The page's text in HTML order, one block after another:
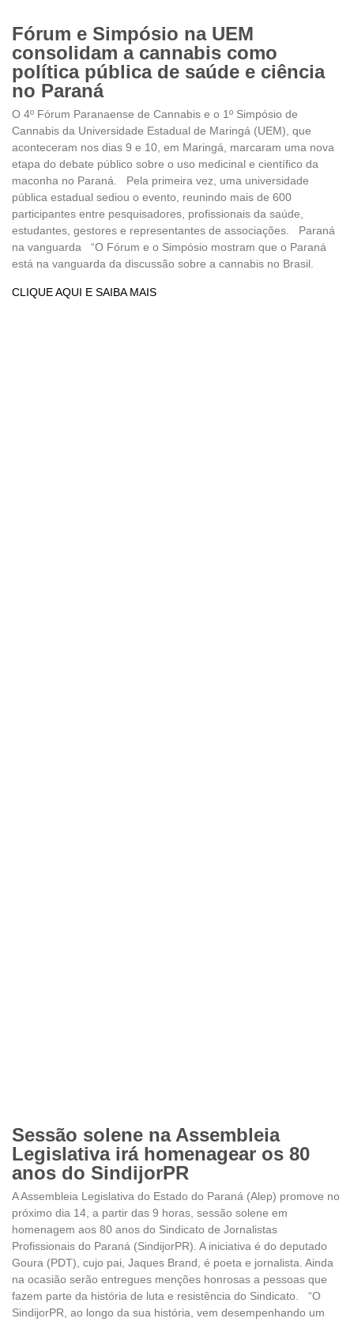
Fórum e Simpósio na UEM
consolidam a cannabis como
política pública de saúde e ciência
no Paraná
O 4º Fórum Paranaense de Cannabis e o 1º Simpósio de
Cannabis da Universidade Estadual de Maringá (UEM), que
aconteceram nos dias 9 e 10, em Maringá, marcaram uma nova
etapa do debate público sobre o uso medicinal e científico da
maconha no Paraná. Pela primeira vez, uma universidade
pública estadual sediou o evento, reunindo mais de 600
participantes entre pesquisadores, profissionais da saúde,
estudantes, gestores e representantes de associações. Paraná
na vanguarda “O Fórum e o Simpósio mostram que o Paraná
está na vanguarda da discussão sobre a cannabis no Brasil.
CLIQUE AQUI E SAIBA MAIS
Sessão solene na Assembleia
Legislativa irá homenagear os 80
anos do SindijorPR
A Assembleia Legislativa do Estado do Paraná (Alep) promove no
próximo dia 14, a partir das 9 horas, sessão solene em
homenagem aos 80 anos do Sindicato de Jornalistas
Profissionais do Paraná (SindijorPR). A iniciativa é do deputado
Goura (PDT), cujo pai, Jaques Brand, é poeta e jornalista. Ainda
na ocasião serão entregues menções honrosas a pessoas que
fazem parte da história de luta e resistência do Sindicato. “O
SindijorPR, ao longo da sua história, vem desempenhando um